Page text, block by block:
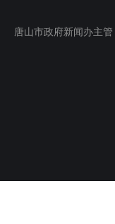
唐山市政府新闻办主